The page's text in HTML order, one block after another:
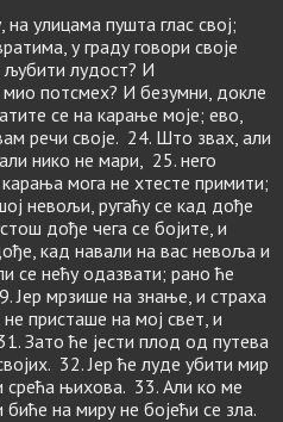
улицама пушта глас свој;
у граду говори своје
лудост? И
потсмех? И безумни, докле
се на карање моје; ево,
речи своје. 24. Што звах, али
нико не мари, 25. него
мога не хтесте примити;
невољи, ругаћу се кад дође
дође чега се бојите, и
кад навали на вас невоља и
се нећу одазвати; рано ће
Јер мрзише на знање, и страха
присташе на мој свет, и
Зато ће јести плод од путева
32. Јер ће луде убити мир
срећа њихова. 33. Али ко ме
на миру не бојећи се зла.